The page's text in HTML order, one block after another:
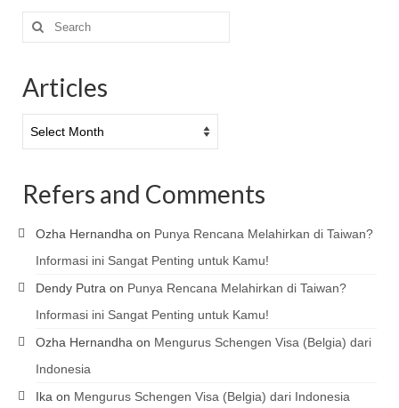
Search
for:
Articles
Refers and Comments
Ozha Hernandha on Punya Rencana Melahirkan di Taiwan?
Informasi ini Sangat Penting untuk Kamu!
Dendy Putra on Punya Rencana Melahirkan di Taiwan?
Informasi ini Sangat Penting untuk Kamu!
Ozha Hernandha on Mengurus Schengen Visa (Belgia) dari
Indonesia
Ika on Mengurus Schengen Visa (Belgia) dari Indonesia